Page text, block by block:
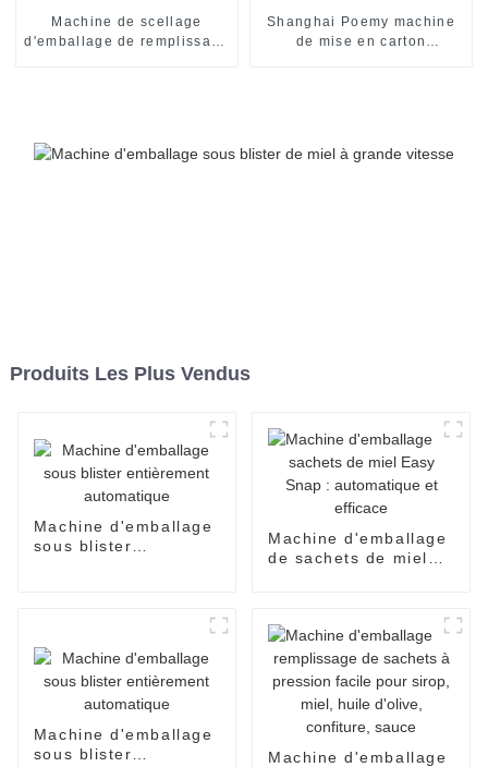
Machine de scellage
d'emballage de remplissage
Shanghai Poemy machine
de mise en carton
Produits Les Plus Vendus
Machine d'emballage
sous blister
Machine d'emballage
de sachets de miel
Machine d'emballage
sous blister
Machine d'emballage